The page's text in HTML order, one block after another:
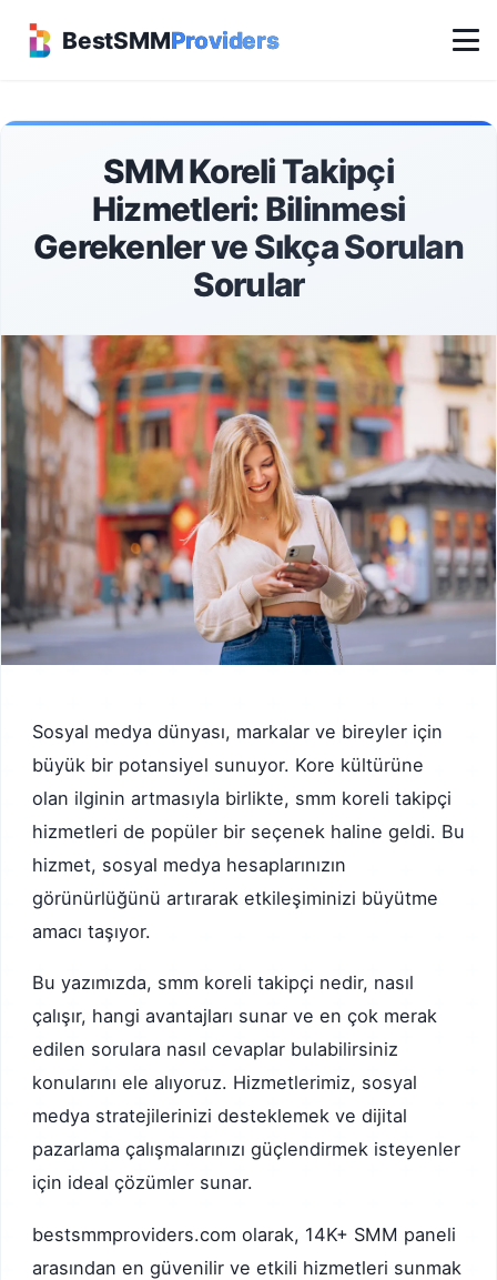
BestSMMProviders
SMM Koreli Takipçi
Hizmetleri: Bilinmesi
Gerekenler ve Sıkça Sorulan
Sorular
Sosyal medya dünyası, markalar ve bireyler için
büyük bir potansiyel sunuyor. Kore kültürüne
olan ilginin artmasıyla birlikte, smm koreli takipçi
hizmetleri de popüler bir seçenek haline geldi. Bu
hizmet, sosyal medya hesaplarınızın
görünürlüğünü artırarak etkileşiminizi büyütme
amacı taşıyor.
Bu yazımızda, smm koreli takipçi nedir, nasıl
çalışır, hangi avantajları sunar ve en çok merak
edilen sorulara nasıl cevaplar bulabilirsiniz
konularını ele alıyoruz. Hizmetlerimiz, sosyal
medya stratejilerinizi desteklemek ve dijital
pazarlama çalışmalarınızı güçlendirmek isteyenler
için ideal çözümler sunar.
bestsmmproviders.com olarak, 14K+ SMM paneli
arasından en güvenilir ve etkili hizmetleri sunmak